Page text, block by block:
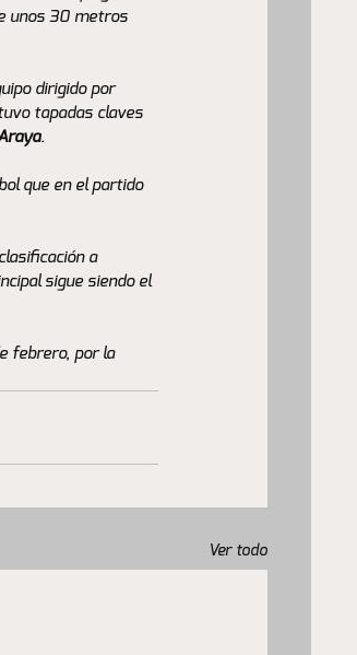
unos 30 metros
dirigido por
tapadas claves
.
que en el partido
a
sigue siendo el
febrero, por la
Ver todo